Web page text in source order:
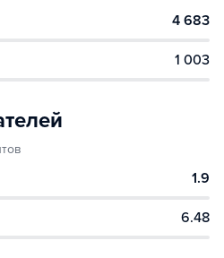
4 683
1 003
1.9
6.48